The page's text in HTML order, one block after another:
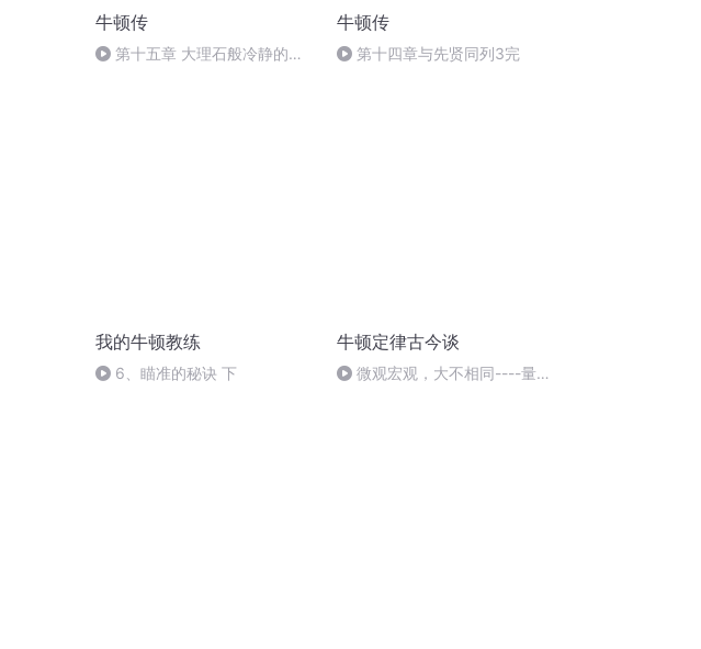
牛顿传
第十五章 大理石般冷静的头
牛顿传
第十四章与先贤同列3完
我的牛顿教练
6、瞄准的秘诀 下
牛顿定律古今谈
微观宏观，大不相同----量子